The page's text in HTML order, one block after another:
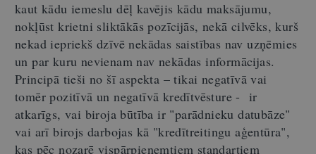
kaut kādu iemeslu dēļ kavējis kādu maksājumu,
nokļūst krietni sliktākās pozīcijās, nekā cilvēks, kurš
nekad iepriekš dzīvē nekādas saistības nav uzņēmies
un par kuru nevienam nav nekādas informācijas.
Principā tieši no šī aspekta – tikai negatīvā vai
tomēr pozitīvā un negatīvā kredītvēsture - ir
atkarīgs, vai biroja būtība ir "parādnieku datubāze"
vai arī birojs darbojas kā "kredītreitingu aģentūra",
kas pēc nozarē vispārpieņemtiem standartiem